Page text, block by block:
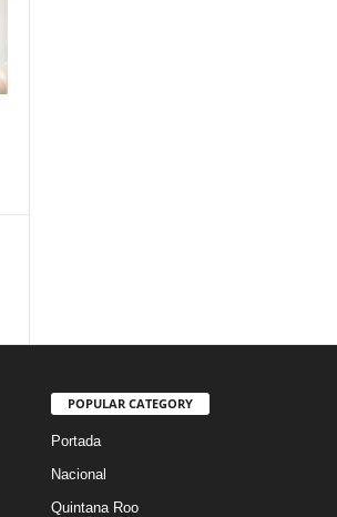
POPULAR CATEGORY
Portada
Nacional
Quintana Roo